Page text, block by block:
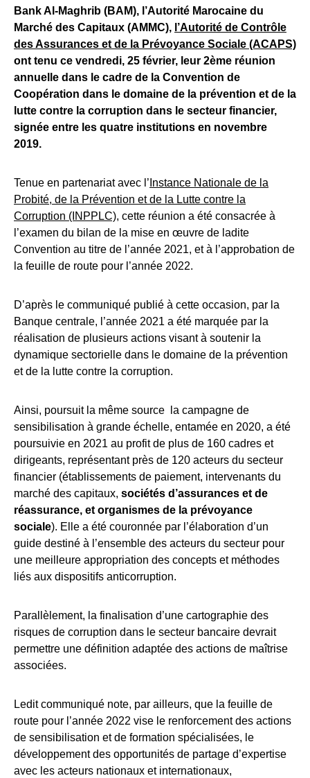
Bank Al-Maghrib (BAM), l’Autorité Marocaine du
Marché des Capitaux (AMMC), l’Autorité de Contrôle
des Assurances et de la Prévoyance Sociale (ACAPS)
ont tenu ce vendredi, 25 février, leur 2ème réunion
annuelle dans le cadre de la Convention de
Coopération dans le domaine de la prévention et de la
lutte contre la corruption dans le secteur financier,
signée entre les quatre institutions en novembre
2019.
Tenue en partenariat avec l’ Instance Nationale de la
Probité, de la Prévention et de la Lutte contre la
Corruption (INPPLC), cette réunion a été consacrée à
l’examen du bilan de la mise en œuvre de ladite
Convention au titre de l’année 2021, et à l’approbation de
la feuille de route pour l’année 2022.
D’après le communiqué publié à cette occasion, par la
Banque centrale, l’année 2021 a été marquée par la
réalisation de plusieurs actions visant à soutenir la
dynamique sectorielle dans le domaine de la prévention
et de la lutte contre la corruption.
Ainsi, poursuit la même source la campagne de
sensibilisation à grande échelle, entamée en 2020, a été
poursuivie en 2021 au profit de plus de 160 cadres et
dirigeants, représentant près de 120 acteurs du secteur
financier (établissements de paiement, intervenants du
marché des capitaux, sociétés d’assurances et de
réassurance, et organismes de la prévoyance
sociale). Elle a été couronnée par l’élaboration d’un
guide destiné à l’ensemble des acteurs du secteur pour
une meilleure appropriation des concepts et méthodes
liés aux dispositifs anticorruption.
Parallèlement, la finalisation d’une cartographie des
risques de corruption dans le secteur bancaire devrait
permettre une définition adaptée des actions de maîtrise
associées.
Ledit communiqué note, par ailleurs, que la feuille de
route pour l’année 2022 vise le renforcement des actions
de sensibilisation et de formation spécialisées, le
développement des opportunités de partage d’expertise
avec les acteurs nationaux et internationaux,